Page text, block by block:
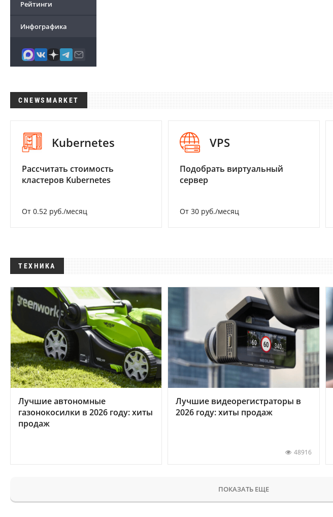
Рейтинги
Инфографика
CNEWSMARKET
Kubernetes
Рассчитать стоимость
кластеров Kubernetes
От 0.52 руб./месяц
VPS
Подобрать виртуальный
сервер
От 30 руб./месяц
ТЕХНИКА
Лучшие автономные
газонокосилки в 2026 году: хиты
продаж
Лучшие видеорегистраторы в
2026 году: хиты продаж
48916
ПОКАЗАТЬ ЕЩЕ